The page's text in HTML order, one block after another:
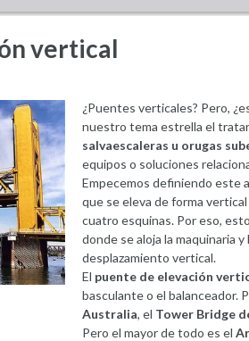
vertical
¿Puentes verticales? Pero,
nuestro tema estrella el
salvaescaleras u orugas
equipos o soluciones
Empecemos definiendo este
que se eleva de forma
cuatro esquinas. Por eso,
donde se aloja la maquinaria
desplazamiento vertical.
El puente de elevación
basculante o el balanceador.
Australia, el Tower Bridge
Pero el mayor de todo es el